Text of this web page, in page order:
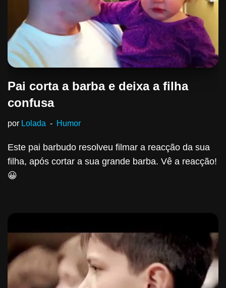
Pai corta a barba e deixa a filha
confusa
por Lolada Humor
Este pai barbudo resolveu filmar a reacção da sua
filha, após cortar a sua grande barba. Vê a reacção!
😀